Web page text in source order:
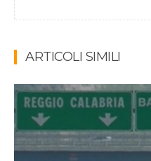
ARTICOLI SIMILI